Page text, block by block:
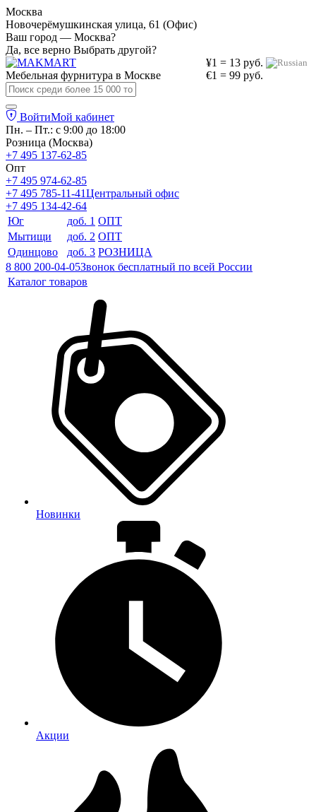
Москва
Новочерёмушкинская улица, 61 (Офис)
Ваш город — Москва?
Да, все верно Выбрать другой?
¥1 = 13 руб.
€1 = 99 руб.
Мебельная фурнитура в Москве
ВойтиМой кабинет
Пн. – Пт.: с 9:00 до 18:00
Розница (Москва)
+7 495 137-62-85
Опт
+7 495 974-62-85
+7 495 785-11-41Центральный офис
+7 495 134-42-64
Юг
доб. 1 ОПТ
Мытищи
доб. 2 ОПТ
Одинцово
доб. 3 РОЗНИЦА
8 800 200-04-05Звонок бесплатный по всей России
Каталог товаров
Новинки
Акции